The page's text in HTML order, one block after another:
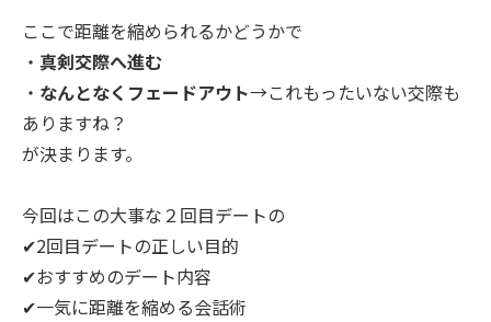
ここで距離を縮められるかどうかで
・ 真剣交際へ進む
・ なんとなくフェードアウト→これもったいない交際も
ありますね？
が決まります。
今回はこの大事な２回目デートの
✔2回目デートの正しい目的
✔おすすめのデート内容
✔一気に距離を縮める会話術